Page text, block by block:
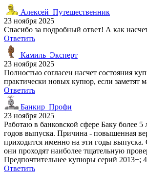
Алексей_Путешественник
23 ноября 2025
Спасибо за подробный ответ! А как
Ответить
Камиль_Эксперт
23 ноября 2025
Полностью согласен насчет состояния
практически новых купюр, если заметят
Ответить
Банкир_Профи
23 ноября 2025
Работаю в банковской сфере Баку более
годов выпуска. Причина - повышенная
приходится именно на эти годы
они проходят наиболее тщательную
Предпочтительнее купюры серий 2013+;
Ответить